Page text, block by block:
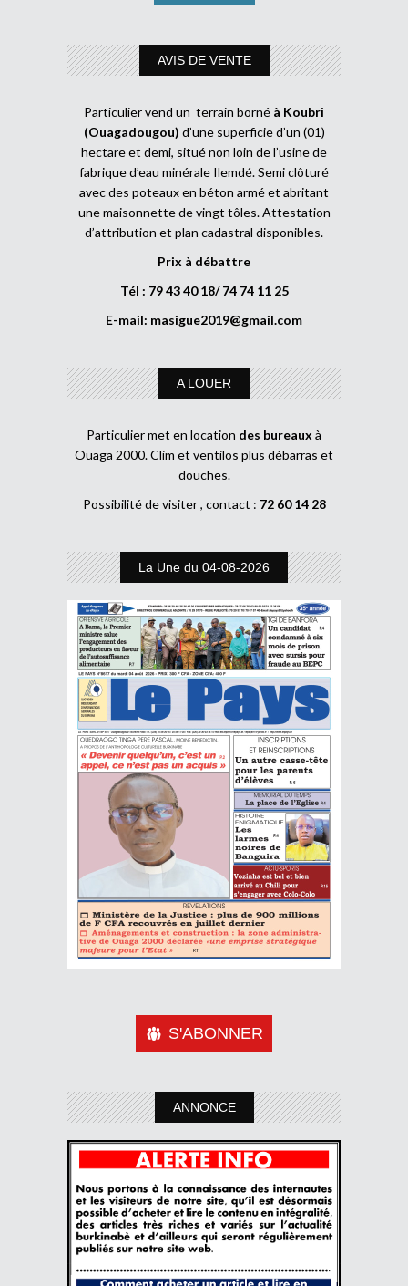
AVIS DE VENTE
Particulier vend un terrain borné à Koubri
(Ouagadougou) d’une superficie d’un (01)
hectare et demi, situé non loin de l’usine de
fabrique d’eau minérale Ilemdé. Semi clôturé
avec des poteaux en béton armé et abritant
une maisonnette de vingt tôles. Attestation
d’attribution et plan cadastral disponibles.
Prix à débattre
Tél : 79 43 40 18/ 74 74 11 25
E-mail: masigue2019@gmail.com
A LOUER
Particulier met en location des bureaux à
Ouaga 2000. Clim et ventilos plus débarras et
douches.
Possibilité de visiter , contact : 72 60 14 28
La Une du 04-08-2026
S'ABONNER
ANNONCE